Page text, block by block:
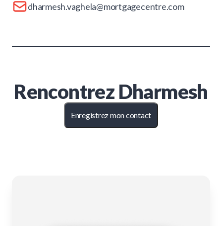
dharmesh.vaghela@mortgagecentre.com
Rencontrez Dharmesh
Enregistrez mon contact